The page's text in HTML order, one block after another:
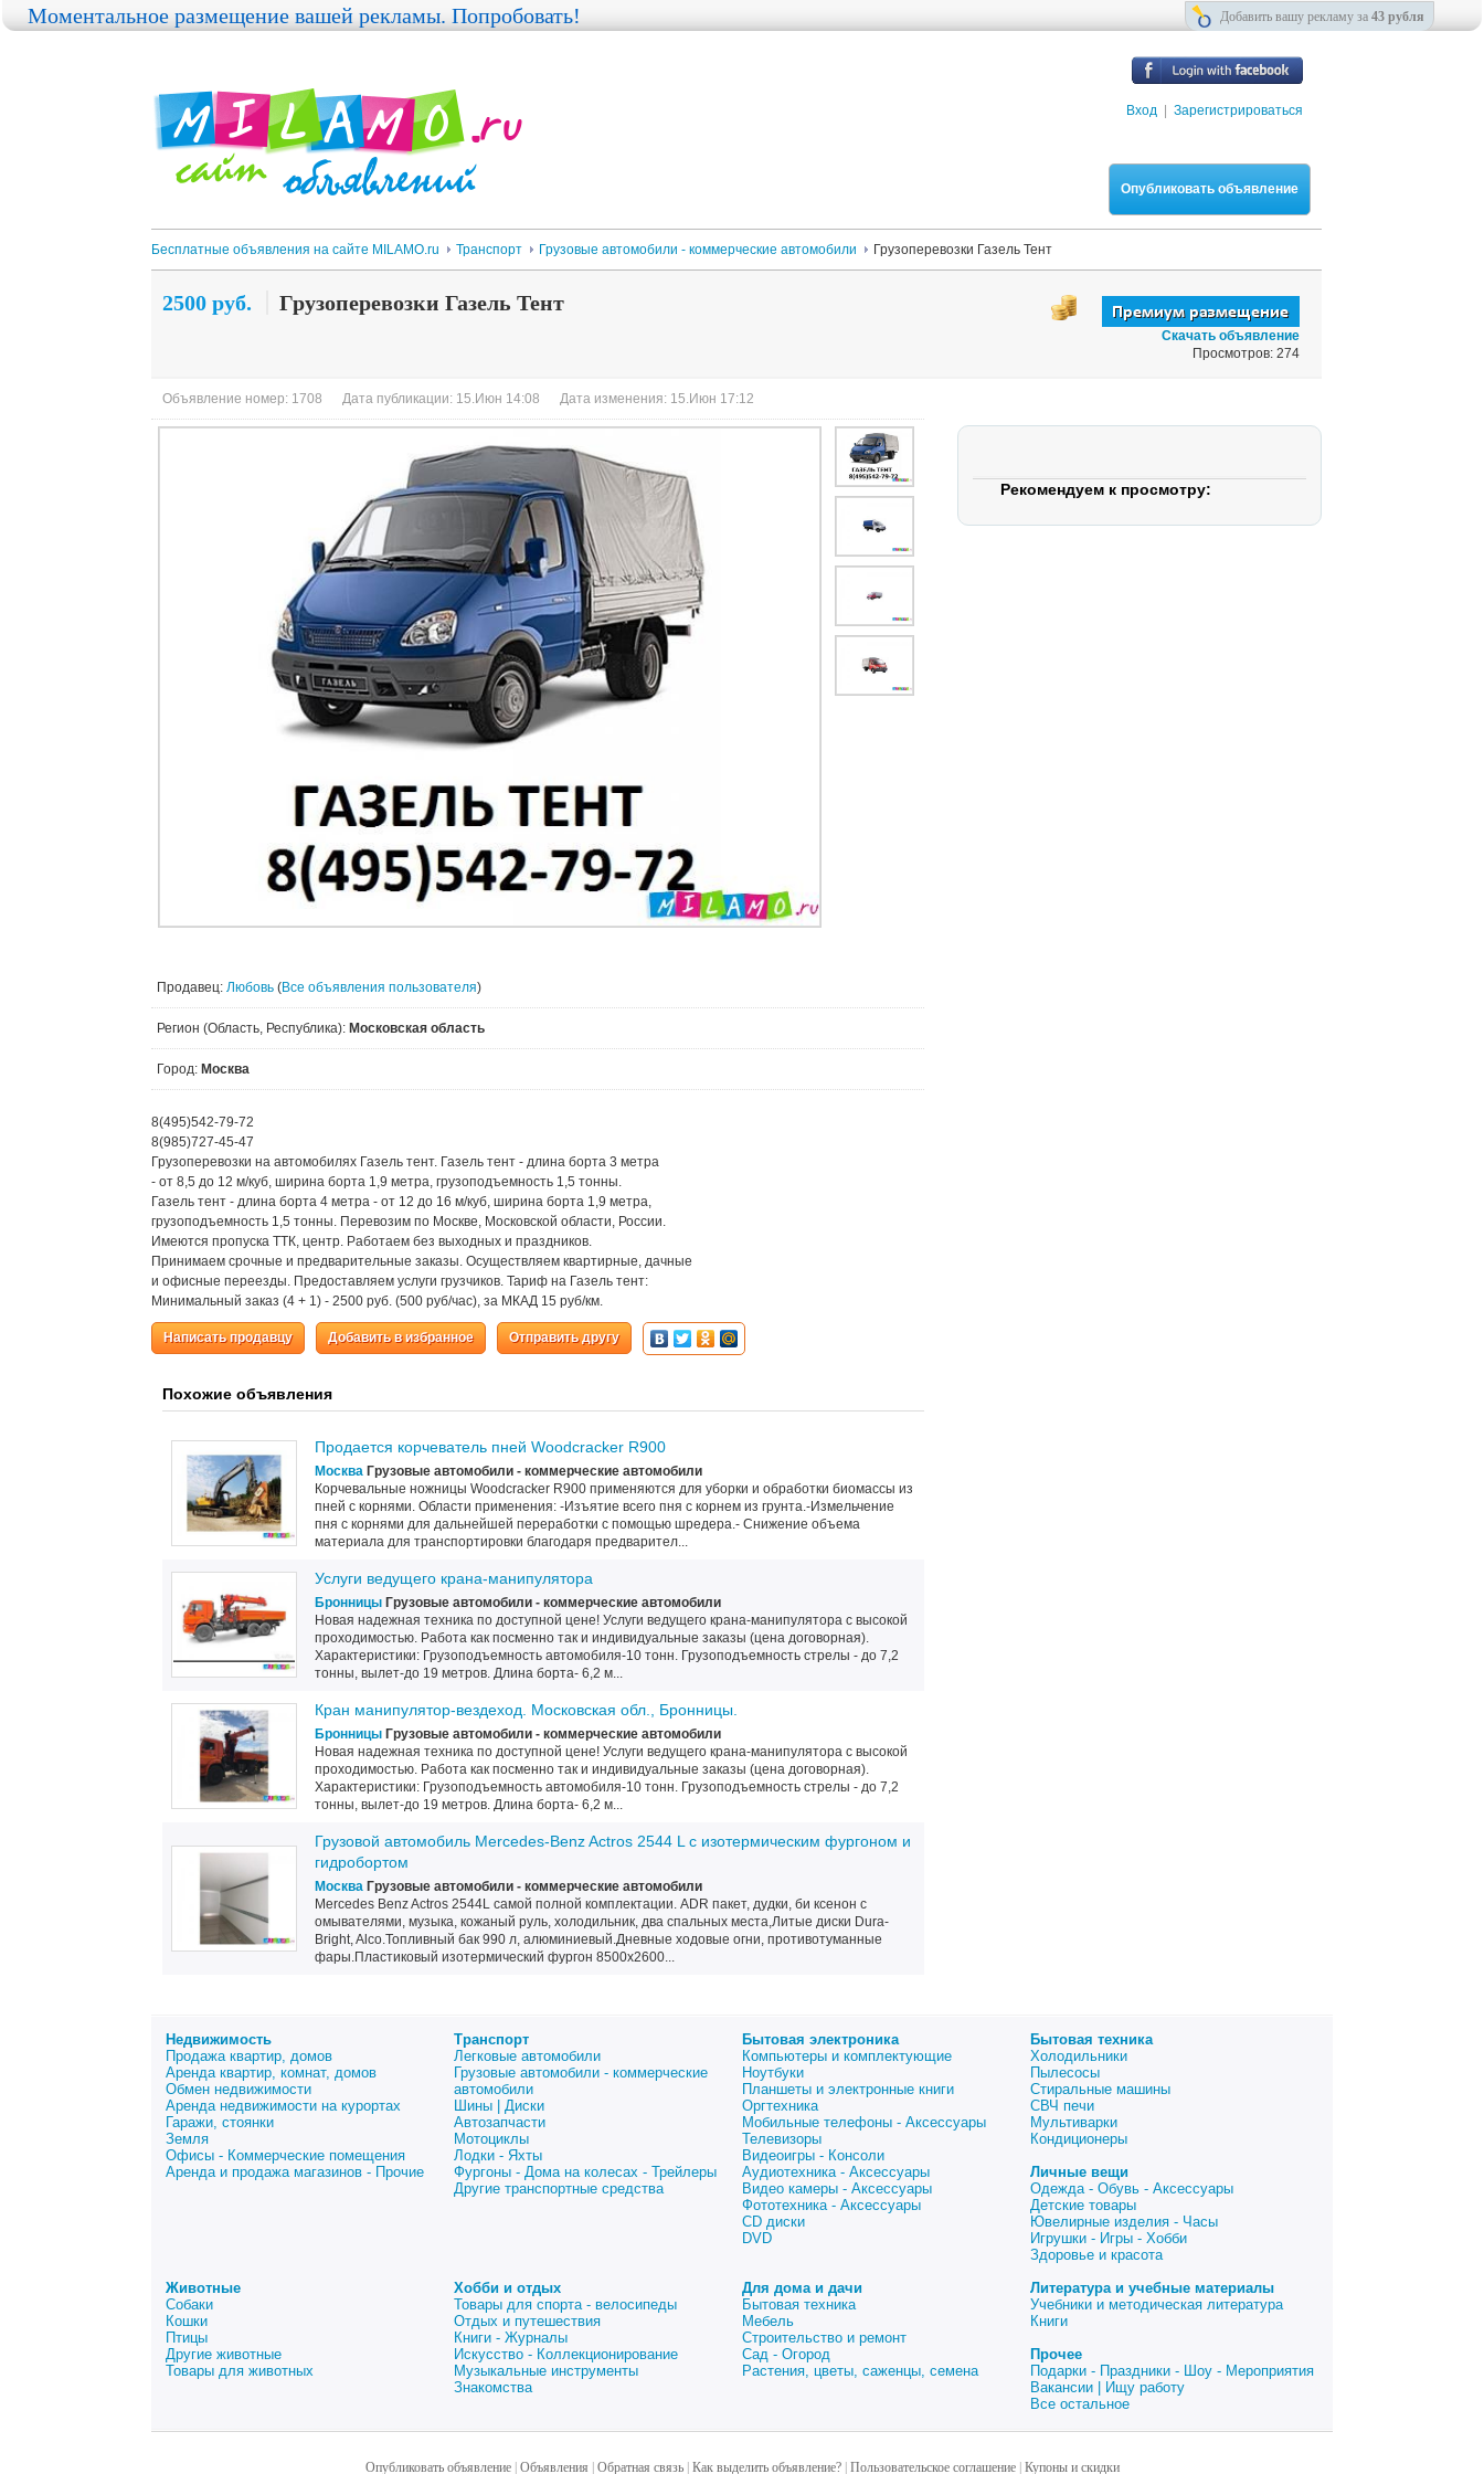
Вход Зарегистрироваться
Опубликовать объявление
Бесплатные объявления на сайте MILAMO.ru Транспорт Грузовые автомобили - коммерческие автомобили Грузоперевозки Газель Тент
2500 руб. Грузоперевозки Газель Тент
Скачать объявление
Просмотров: 274
Объявление номер: 1708 Дата публикации: 15.Июн 14:08 Дата изменения: 15.Июн 17:12
Продавец: Любовь (Все объявления пользователя)
Регион (Область, Республика): Московская область
Город: Москва
8(495)542-79-72
8(985)727-45-47
Грузоперевозки на автомобилях Газель тент. Газель тент - длина борта 3 метра
- от 8,5 до 12 м/куб, ширина борта 1,9 метра, грузоподъемность 1,5 тонны.
Газель тент - длина борта 4 метра - от 12 до 16 м/куб, ширина борта 1,9 метра,
грузоподъемность 1,5 тонны. Перевозим по Москве, Московской области, России.
Имеются пропуска ТТК, центр. Работаем без выходных и праздников.
Принимаем срочные и предварительные заказы. Осуществляем квартирные, дачные
и офисные переезды. Предоставляем услуги грузчиков. Тариф на Газель тент:
Минимальный заказ (4 + 1) - 2500 руб. (500 руб/час), за МКАД 15 руб/км.
Написать продавцу Добавить в избранное Отправить другу
Похожие объявления
Продается корчеватель пней Woodcracker R900
Москва Грузовые автомобили - коммерческие автомобили
Корчевальные ножницы Woodcracker R900 применяются для уборки и обработки биомассы из
пней с корнями. Области применения: -Изъятие всего пня с корнем из грунта.-Измельчение
пня с корнями для дальнейшей переработки с помощью шредера.- Снижение объема
материала для транспортировки благодаря предварител...
Услуги ведущего крана-манипулятора
Бронницы Грузовые автомобили - коммерческие автомобили
Новая надежная техника по доступной цене! Услуги ведущего крана-манипулятора с высокой
проходимостью. Работа как посменно так и индивидуальные заказы (цена договорная).
Характеристики: Грузоподъемность автомобиля-10 тонн. Грузоподъемность стрелы - до 7,2
тонны, вылет-до 19 метров. Длина борта- 6,2 м...
Кран манипулятор-вездеход. Московская обл., Бронницы.
Бронницы Грузовые автомобили - коммерческие автомобили
Новая надежная техника по доступной цене! Услуги ведущего крана-манипулятора с высокой
проходимостью. Работа как посменно так и индивидуальные заказы (цена договорная).
Характеристики: Грузоподъемность автомобиля-10 тонн. Грузоподъемность стрелы - до 7,2
тонны, вылет-до 19 метров. Длина борта- 6,2 м...
Грузовой автомобиль Mercedes-Benz Actros 2544 L с изотермическим фургоном и
гидробортом
Москва Грузовые автомобили - коммерческие автомобили
Mercedes Benz Actros 2544L самой полной комплектации. ADR пакет, дудки, би ксенон с
омывателями, музыка, кожаный руль, холодильник, два спальных места,Литые диски Dura-
Bright, Alco.Топливный бак 990 л, алюминиевый.Дневные ходовые огни, противотуманные
фары.Пластиковый изотермический фургон 8500х2600...
Моментальное размещение вашей рекламы. Попробовать! Добавить вашу рекламу за 43 рубля
Рекомендуем к просмотру:
Недвижимость
Продажа квартир, домов
Аренда квартир, комнат, домов
Обмен недвижимости
Аренда недвижимости на курортах
Гаражи, стоянки
Земля
Офисы - Коммерческие помещения
Аренда и продажа магазинов - Прочие
Транспорт
Легковые автомобили
Грузовые автомобили - коммерческие
автомобили
Шины | Диски
Автозапчасти
Мотоциклы
Лодки - Яхты
Фургоны - Дома на колесах - Трейлеры
Другие транспортные средства
Бытовая электроника
Компьютеры и комплектующие
Ноутбуки
Планшеты и электронные книги
Оргтехника
Мобильные телефоны - Аксессуары
Телевизоры
Видеоигры - Консоли
Аудиотехника - Аксессуары
Видео камеры - Аксессуары
Фототехника - Аксессуары
CD диски
DVD
Бытовая техника
Холодильники
Пылесосы
Стиральные машины
СВЧ печи
Мультиварки
Кондиционеры
Личные вещи
Одежда - Обувь - Аксессуары
Детские товары
Ювелирные изделия - Часы
Игрушки - Игры - Хобби
Здоровье и красота
Животные
Собаки
Кошки
Птицы
Другие животные
Товары для животных
Хобби и отдых
Товары для спорта - велосипеды
Отдых и путешествия
Книги - Журналы
Искусство - Коллекционирование
Музыкальные инструменты
Знакомства
Для дома и дачи
Бытовая техника
Мебель
Строительство и ремонт
Сад - Огород
Растения, цветы, саженцы, семена
Литература и учебные материалы
Учебники и методическая литература
Книги
Прочее
Подарки - Праздники - Шоу - Мероприятия
Вакансии | Ищу работу
Все остальное
Опубликовать объявление| Объявления Обратная связь| Как выделить объявление?| Пользовательское соглашение| Купоны и скидки